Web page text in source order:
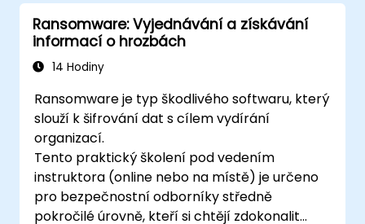
Ransomware: Vyjednávání a získávání
informací o hrozbách
14 Hodiny
Ransomware je typ škodlivého softwaru, který
slouží k šifrování dat s cílem vydírání
organizací.
Tento praktický školení pod vedením
instruktora (online nebo na místě) je určeno
pro bezpečnostní odborníky středně
pokročilé úrovně, kteří si chtějí zdokonalit